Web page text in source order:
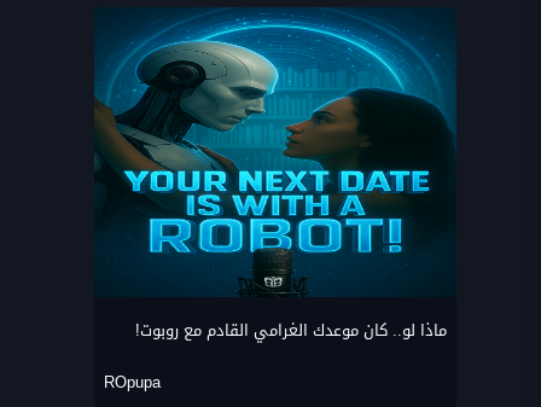
ماذا لو.. كان موعدك الغرامي القادم مع روبوت!
ROpupa